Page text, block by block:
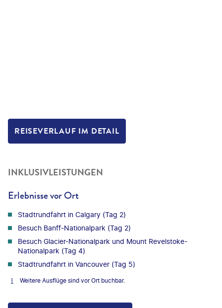
REISEVERLAUF IM DETAIL
INKLUSIVLEISTUNGEN
Erlebnisse vor Ort
Stadtrundfahrt in Calgary (Tag 2)
Besuch Banff-Nationalpark (Tag 2)
Besuch Glacier-Nationalpark und Mount Revelstoke-
Nationalpark (Tag 4)
Stadtrundfahrt in Vancouver (Tag 5)
Weitere Ausflüge sind vor Ort buchbar.